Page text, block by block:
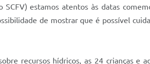
estamos atentos às datas
de mostrar que é possível
recursos hídricos, as 24 crianças e